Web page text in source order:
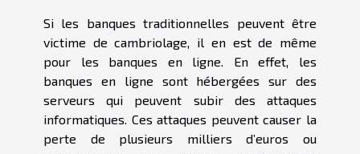
Si les banques traditionnelles peuvent être
victime de cambriolage, il en est de même
pour les banques en ligne. En effet, les
banques en ligne sont hébergées sur des
serveurs qui peuvent subir des attaques
informatiques. Ces attaques peuvent causer la
perte de plusieurs milliers d’euros ou